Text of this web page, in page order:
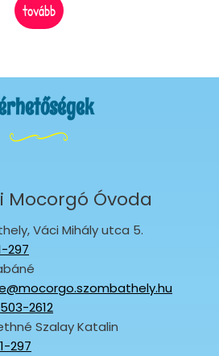
tovább
Mocorgó Óvoda
Váci Mihály utca 5.
297
2612
Szalay Katalin
297